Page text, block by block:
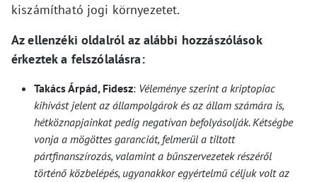
kiszámítható jogi környezetet.
Az ellenzéki oldalról az alábbi hozzászólások
érkeztek a felszólalásra:
Takács Árpád, Fidesz: Véleménye szerint a kriptopiac
kihívást jelent az állampolgárok és az állam számára is,
hétköznapjainkat pedig negatívan befolyásolják. Kétségbe
vonja a mögöttes garanciát, felmerül a tiltott
pártfinanszírozás, valamint a bűnszervezetek részéről
történő közbelépés, ugyanakkor egyértelmű céljuk volt az